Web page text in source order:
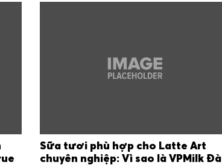
Sữa tươi phù hợp cho Latte Art
chuyên nghiệp: Vì sao là VPMilk Đà